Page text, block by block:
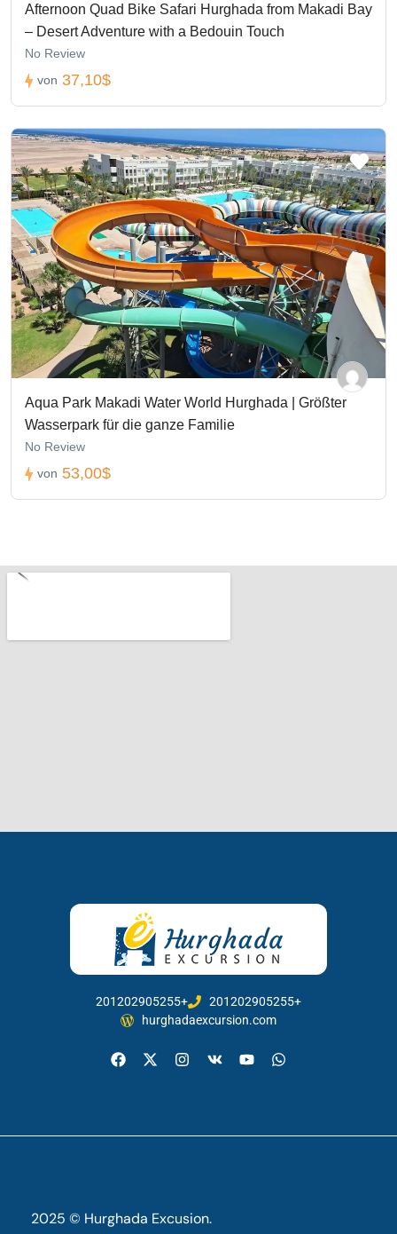
Afternoon Quad Bike Safari Hurghada from Makadi Bay
– Desert Adventure with a Bedouin Touch
No Review
von 37,10$
Aqua Park Makadi Water World Hurghada | Größter
Wasserpark für die ganze Familie
No Review
von 53,00$
201202905255+
201202905255+
hurghadaexcursion.com
2025 © Hurghada Excusion.